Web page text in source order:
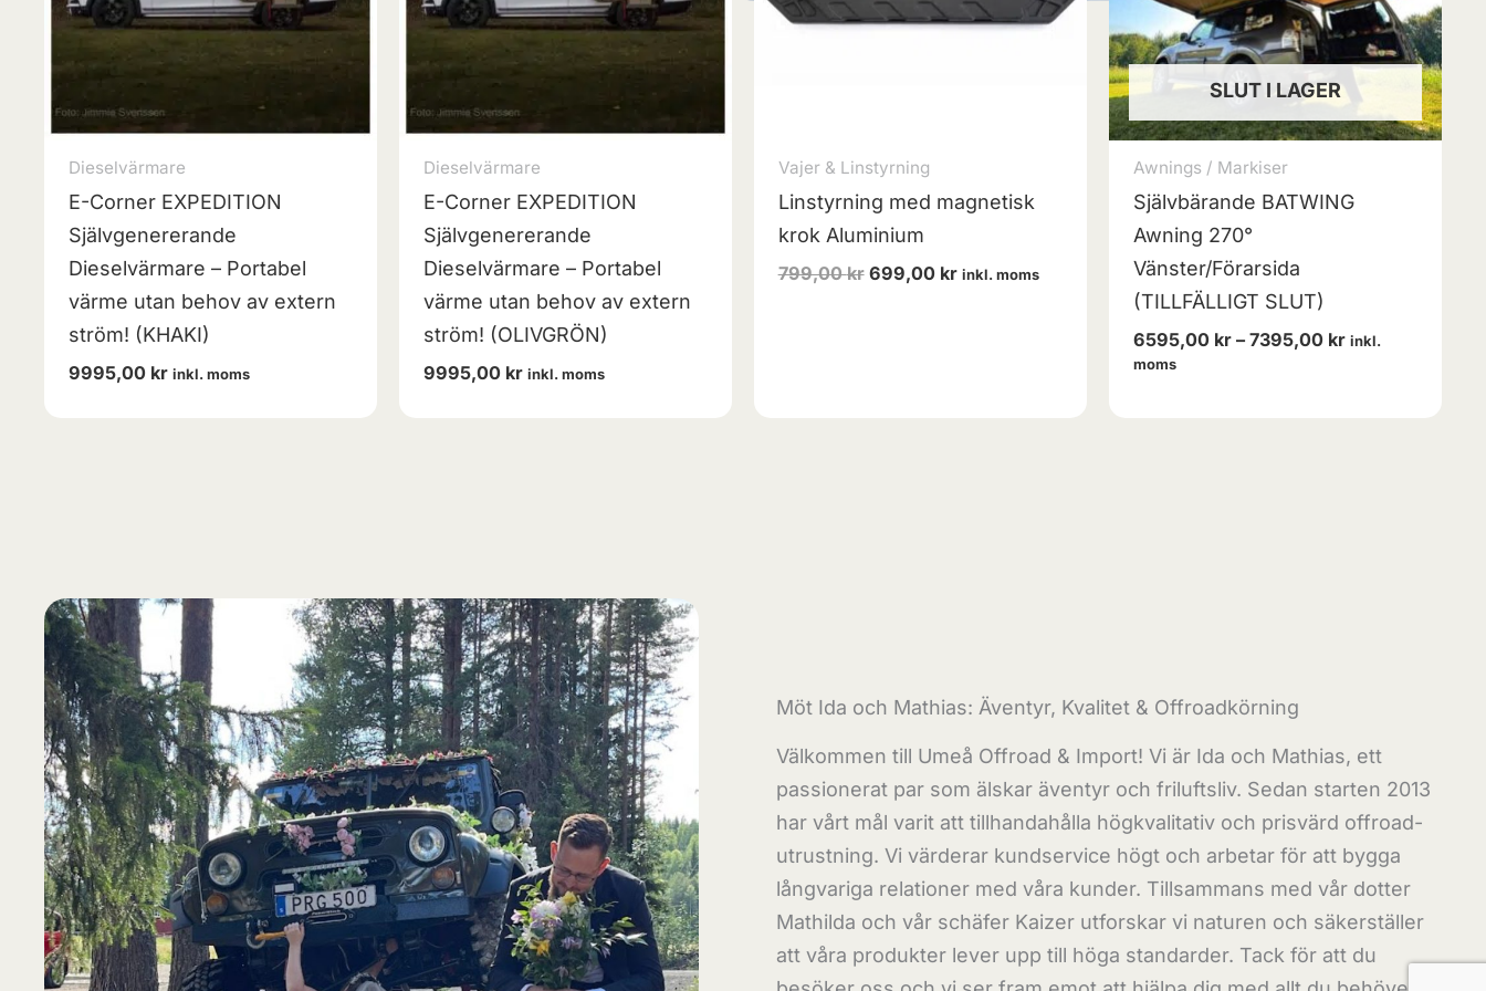
Dieselvärmare
E-Corner EXPEDITION
Självgenererande
Dieselvärmare – Portabel
värme utan behov av extern
ström! (KHAKI)
9995,00 kr inkl. moms
Dieselvärmare
E-Corner EXPEDITION
Självgenererande
Dieselvärmare – Portabel
värme utan behov av extern
ström! (OLIVGRÖN)
9995,00 kr inkl. moms
Vajer & Linstyrning
Linstyrning med magnetisk
krok Aluminium
799,00kr 699,00 kr inkl. moms
SLUT I LAGER
Awnings / Markiser
Självbärande BATWING
Awning 270°
Vänster/Förarsida
(TILLFÄLLIGT SLUT)
6595,00 kr – 7395,00 kr inkl.
moms
Möt Ida och Mathias: Äventyr, Kvalitet & Offroadkörning
Välkommen till Umeå Offroad & Import! Vi är Ida och Mathias, ett
passionerat par som älskar äventyr och friluftsliv. Sedan starten 2013
har vårt mål varit att tillhandahålla högkvalitativ och prisvärd offroad-
utrustning. Vi värderar kundservice högt och arbetar för att bygga
långvariga relationer med våra kunder. Tillsammans med vår dotter
Mathilda och vår schäfer Kaizer utforskar vi naturen och säkerställer
att våra produkter lever upp till höga standarder. Tack för att du